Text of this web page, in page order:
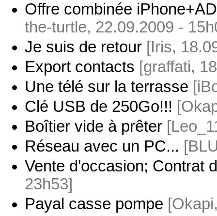
Offre combinée
the-turtle, 22.09.2009 -
Je suis de retour [Iris,
Export contacts [graffati,
Une télé sur la terrasse
Clé USB de 250Go!!!
Boîtier vide à prêter
Réseau avec un PC...
Vente d'occasion; Contrat
23h53]
Payal casse pompe